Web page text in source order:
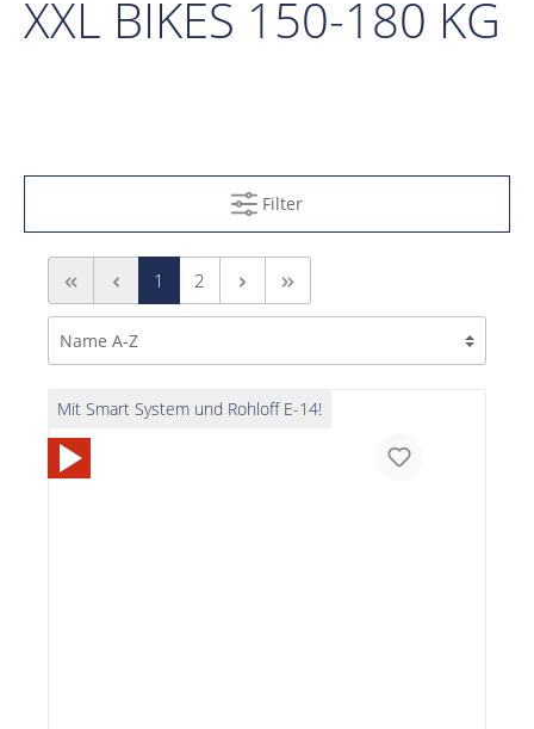
XXL BIKES 150-180 KG
Filter
1 2
Mit Smart System und Rohloff E-14!